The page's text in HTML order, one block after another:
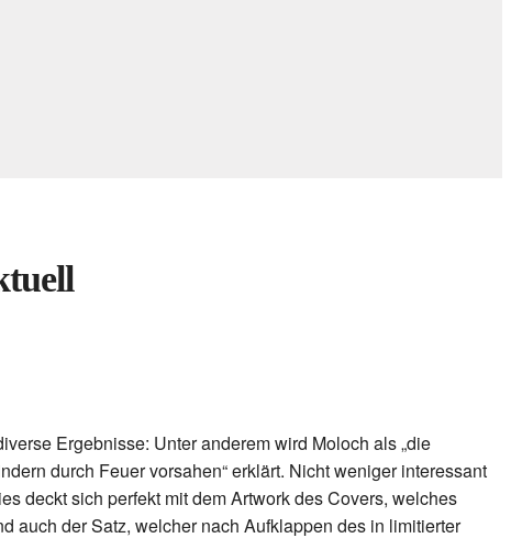
Ergebnisse: Unter anderem wird Moloch als „die
durch Feuer vorsahen“ erklärt. Nicht weniger interessant
deckt sich perfekt mit dem Artwork des Covers, welches
auch der Satz, welcher nach Aufklappen des in limitierter